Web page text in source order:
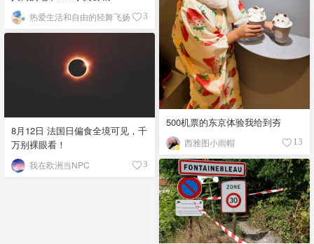
热爱生活和自由的轻舞飞扬 3
500机票的东京体验我给到夯
西雅图小雨帽 13
8月12日 法国日偏食全境可见，千
万别裸眼看！
我在欧洲当NPC 3